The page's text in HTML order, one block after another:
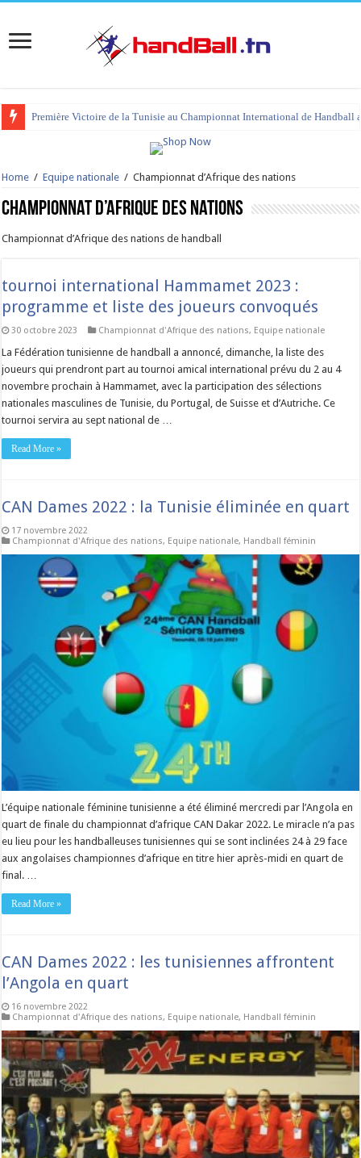
tournoi international Hammamet 2023 : programme et liste des joueurs
Home / Equipe nationale / Championnat d’Afrique des nations
Championnat d’Afrique des nations
Championnat d’Afrique des nations de handball
tournoi international Hammamet 2023 :
programme et liste des joueurs convoqués
30 octobre 2023 Championnat d'Afrique des nations, Equipe nationale
La Fédération tunisienne de handball a annoncé, dimanche, la liste des
joueurs qui prendront part au tournoi amical international prévu du 2 au 4
novembre prochain à Hammamet, avec la participation des sélections
nationales masculines de Tunisie, du Portugal, de Suisse et d’Autriche. Ce
tournoi servira au sept national de …
Read More »
CAN Dames 2022 : la Tunisie éliminée en quart
17 novembre 2022
Championnat d'Afrique des nations, Equipe nationale, Handball féminin
L’équipe nationale féminine tunisienne a été éliminé mercredi par l’Angola en
quart de finale du championnat d’afrique CAN Dakar 2022. Le miracle n’a pas
eu lieu pour les handballeuses tunisiennes qui se sont inclinées 24 à 29 face
aux angolaises championnes d’afrique en titre hier après-midi en quart de
final. …
Read More »
CAN Dames 2022 : les tunisiennes affrontent
l’Angola en quart
16 novembre 2022
Championnat d'Afrique des nations, Equipe nationale, Handball féminin